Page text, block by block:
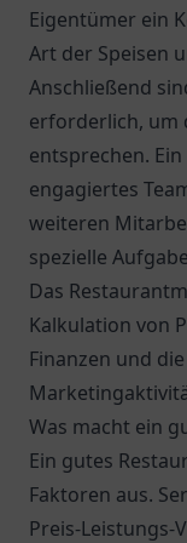
Eigentümer ein
Art der Speisen
Anschließend
erforderlich, um
entsprechen.
engagiertes
weiteren
spezielle
Das
Kalkulation von
Finanzen und
Was macht ein
Ein gutes
Faktoren aus.
Preis-Leistungs-